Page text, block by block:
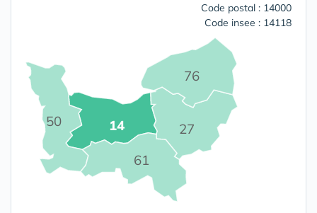
Code postal : 14000
Code insee : 14118
14 27
50
61
76